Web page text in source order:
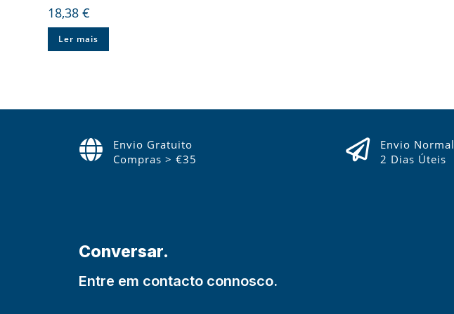
18,38€
Ler mais
Envio Gratuito
Compras > €35
Envio Normal
2 Dias Úteis
Conversar.
Entre em contacto connosco.